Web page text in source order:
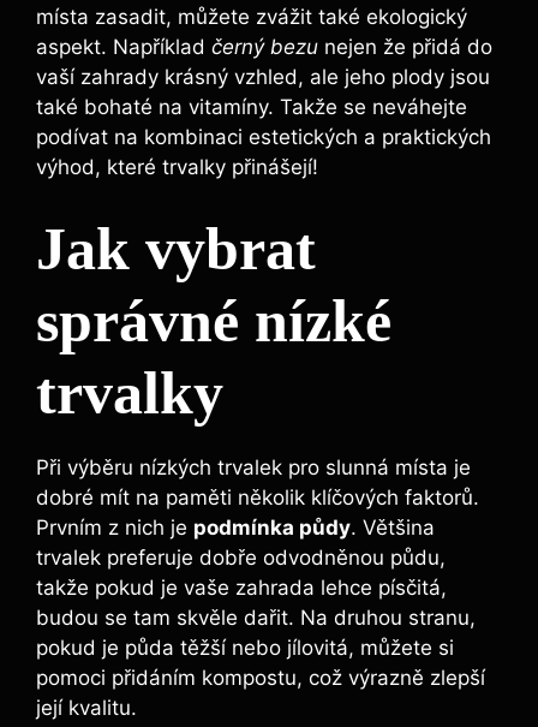
místa zasadit, můžete zvážit také ekologický
aspekt. Například černý bezu nejen že přidá do
vaší zahrady krásný vzhled, ale jeho plody jsou
také bohaté na vitamíny. Takže se neváhejte
podívat na kombinaci estetických a praktických
výhod, které trvalky přinášejí!
Jak vybrat
správné nízké
trvalky
Při výběru nízkých trvalek pro slunná místa je
dobré mít na paměti několik klíčových faktorů.
Prvním z nich je podmínka půdy. Většina
trvalek preferuje dobře odvodněnou půdu,
takže pokud je vaše zahrada lehce písčitá,
budou se tam skvěle dařit. Na druhou stranu,
pokud je půda těžší nebo jílovitá, můžete si
pomoci přidáním kompostu, což výrazně zlepší
její kvalitu.